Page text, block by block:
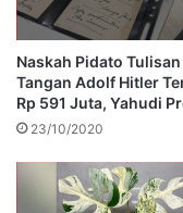
Naskah Pidato Tulisan
Tangan Adolf Hitler
Rp 591 Juta, Yahudi
23/10/2020